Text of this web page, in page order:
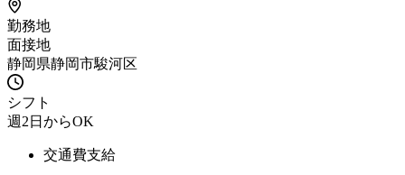
勤務地
面接地
静岡県静岡市駿河区
シフト
週2日からOK
交通費支給